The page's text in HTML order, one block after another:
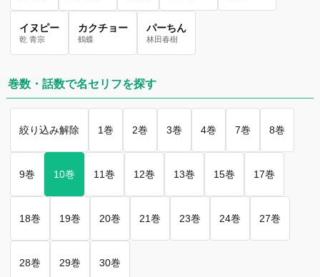
イヌピー
乾 青宗
カクチョー
鶴蝶
パーちん
林田春樹
巻数・話数で名セリフを探す
絞り込み解除 1巻 2巻 3巻 4巻 7巻 8巻
9巻 10巻 11巻 12巻 13巻 15巻 17巻
18巻 19巻 20巻 21巻 23巻 24巻 27巻
28巻 29巻 30巻